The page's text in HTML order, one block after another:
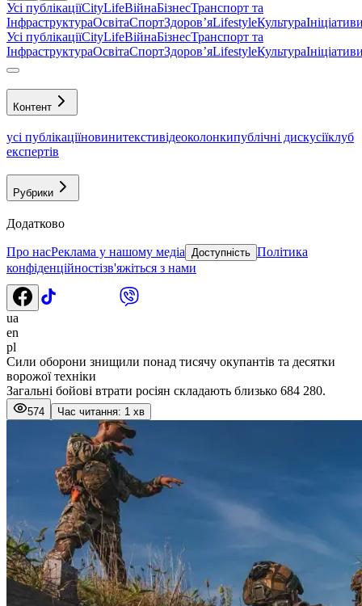
Усі публікаціїCityLifeВійнаБізнесТранспорт та
ІнфраструктураОсвітаСпортЗдоровʼяLifestyleКультура
Усі публікаціїCityLifeВійнаБізнесТранспорт та
ІнфраструктураОсвітаСпортЗдоровʼяLifestyleКультура
Контент
усі публікаціїновинитекстивідеоколонкипублічні дискусіїклуб
експертів
Рубрики
Додатково
Про насРеклама у нашому медіа Доступність Політика
конфіденційностізв'яжіться з нами
ua
en
pl
Сили оборони знищили понад тисячу окупантів та десятки
ворожої техніки
Загальні бойові втрати росіян складають близько 684 280.
574 Час читання: 1 хв